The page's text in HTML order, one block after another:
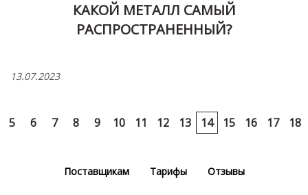
КАКОЙ МЕТАЛЛ САМЫЙ
РАСПРОСТРАНЕННЫЙ?
13.07.2023
5 6 7 8 9 10 11 12 13 14 15 16 17 18
Поставщикам Тарифы Отзывы